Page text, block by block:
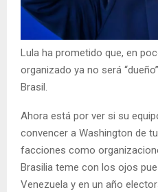
Lula ha prometido que, en
organizado ya no será
Brasil.
Ahora está por ver si su
convencer a Washington de
facciones como
Brasilia teme con los ojos
Venezuela y en un año